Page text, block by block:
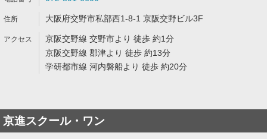
大阪府交野市私部西1-8-1 京阪交野ビル3F
京阪交野線 交野市より 徒歩 約1分
京阪交野線 郡津より 徒歩 約13分
学研都市線 河内磐船より 徒歩 約20分
京進スクール・ワン